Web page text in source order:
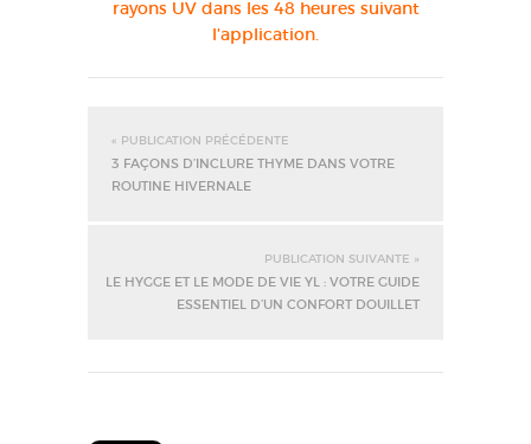
rayons UV dans les 48 heures suivant
l’application.
« PUBLICATION PRÉCÉDENTE
3 FAÇONS D’INCLURE THYME DANS VOTRE
ROUTINE HIVERNALE
PUBLICATION SUIVANTE »
LE HYGGE ET LE MODE DE VIE YL : VOTRE GUIDE
ESSENTIEL D’UN CONFORT DOUILLET